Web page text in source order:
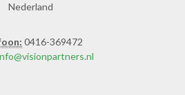
Nederland
0416-369472